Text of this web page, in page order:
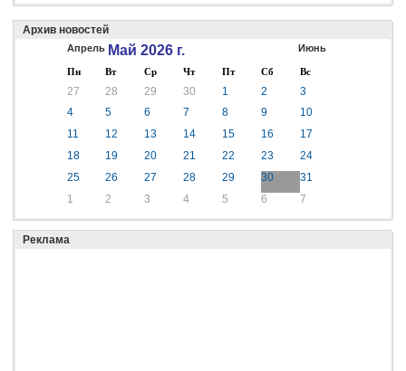
Архив новостей
Апрель Май 2026 г. Июнь
Пн Вт Ср Чт Пт Сб Вс
27 28 29 30 1 2
3
4
5 6 7 8 9
10
11
12 13 14 15 16
17
18
19 20 21 22 23
24
25
26 27 28 29 30
31
1
2 3 4 5 6 7
Реклама